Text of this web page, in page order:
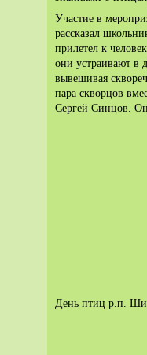
Участие в
рассказал
прилетел к
они устраивают в
вывешивая
пара скворцов
Сергей Синцов.
День птиц р.п.